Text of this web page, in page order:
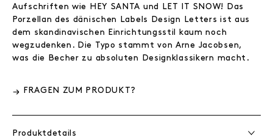
Aufschriften wie HEY SANTA und LET IT SNOW! Das
Porzellan des dänischen Labels Design Letters ist aus
dem skandinavischen Einrichtungsstil kaum noch
wegzudenken. Die Typo stammt von Arne Jacobsen,
was die Becher zu absoluten Designklassikern macht.
FRAGEN ZUM PRODUKT?
Produktdetails